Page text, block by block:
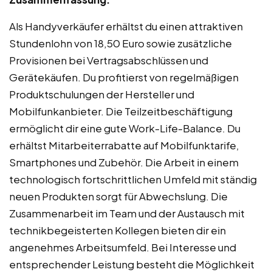
Als Handyverkäufer erhältst du einen attraktiven
Stundenlohn von 18,50 Euro sowie zusätzliche
Provisionen bei Vertragsabschlüssen und
Gerätekäufen. Du profitierst von regelmäßigen
Produktschulungen der Hersteller und
Mobilfunkanbieter. Die Teilzeitbeschäftigung
ermöglicht dir eine gute Work-Life-Balance. Du
erhältst Mitarbeiterrabatte auf Mobilfunktarife,
Smartphones und Zubehör. Die Arbeit in einem
technologisch fortschrittlichen Umfeld mit ständig
neuen Produkten sorgt für Abwechslung. Die
Zusammenarbeit im Team und der Austausch mit
technikbegeisterten Kollegen bieten dir ein
angenehmes Arbeitsumfeld. Bei Interesse und
entsprechender Leistung besteht die Möglichkeit